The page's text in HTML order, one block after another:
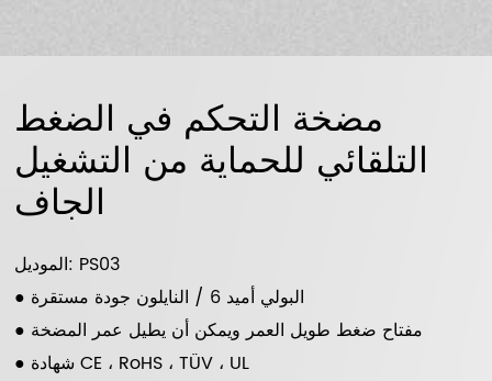
مضخة التحكم في الضغط
التلقائي للحماية من التشغيل
الجاف
الموديل: PS03
● البولي أميد 6 / النايلون جودة مستقرة
● مفتاح ضغط طويل العمر ويمكن أن يطيل عمر المضخة
● شهادة CE ، RoHS ، TÜV ، UL